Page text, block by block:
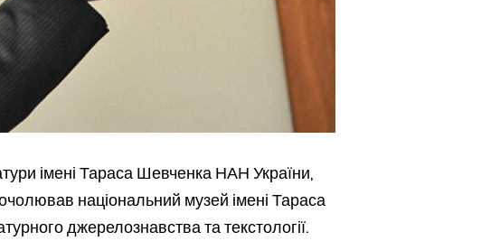
імені Тараса Шевченка НАН України,
національний музей імені Тараса
джерелознавства та текстології.